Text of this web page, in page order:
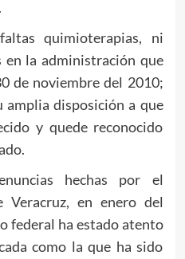
quimioterapias, ni
en la administración que
de noviembre del 2010;
disposición a que
y quede reconocido
hechas por el
Veracruz, en enero del
federal ha estado atento
como la que ha sido